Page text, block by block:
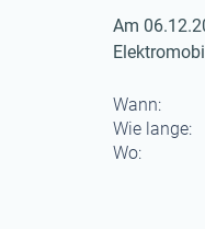
Am
Wann:
Wie lange:
Wo: